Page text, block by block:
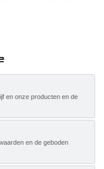
en onze producten en de
en de geboden